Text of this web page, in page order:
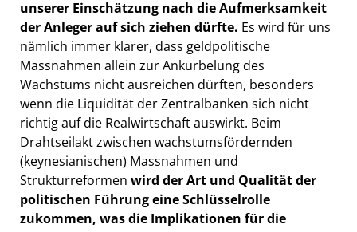
unserer Einschätzung nach die Aufmerksamkeit
der Anleger auf sich ziehen dürfte. Es wird für uns
nämlich immer klarer, dass geldpolitische
Massnahmen allein zur Ankurbelung des
Wachstums nicht ausreichen dürften, besonders
wenn die Liquidität der Zentralbanken sich nicht
richtig auf die Realwirtschaft auswirkt. Beim
Drahtseilakt zwischen wachstumsfördernden
(keynesianischen) Massnahmen und
Strukturreformen wird der Art und Qualität der
politischen Führung eine Schlüsselrolle
zukommen, was die Implikationen für die